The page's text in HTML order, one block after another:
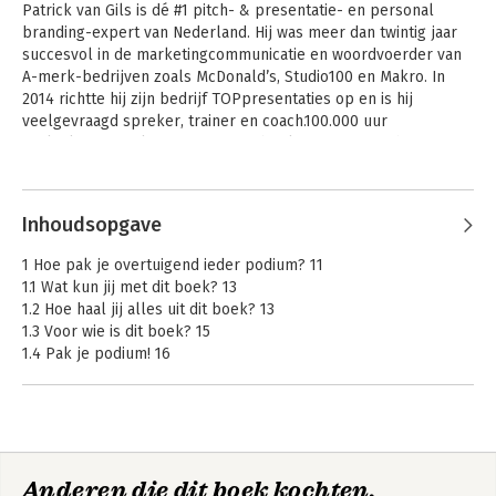
Patrick van Gils is dé #1 pitch- & presentatie- en personal
branding-expert van Nederland. Hij was meer dan twintig jaar
succesvol in de marketingcommunicatie en woordvoerder van
A-merk-bedrijven zoals McDonald’s, Studio100 en Makro. In
2014 richtte hij zijn bedrijf TOPpresentaties op en is hij
veelgevraagd spreker, trainer en coach.100.000 uur
Inhoudsopgave
1 Hoe pak je overtuigend ieder podium? 11
1.1 Wat kun jij met dit boek? 13
1.2 Hoe haal jij alles uit dit boek? 13
1.3 Voor wie is dit boek? 15
1.4 Pak je podium! 16
2.2 Wat is een goede presentatie? 22
Anderen die dit boek kochten,